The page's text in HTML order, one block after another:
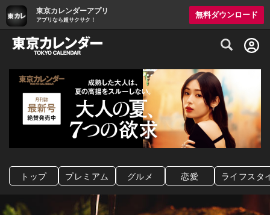
東京カレンダーアプリ
アプリなら超サクサク！
無料ダウンロード
グルメ情報・プレミアムレストラン予約
トップ プレミアム グルメ 恋愛 ライフスタ